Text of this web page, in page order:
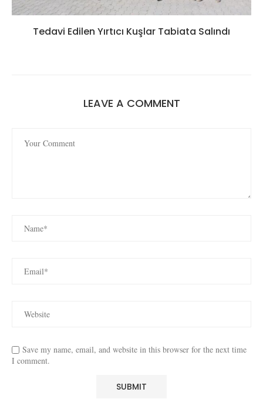
Tedavi Edilen Yırtıcı Kuşlar Tabiata Salındı
LEAVE A COMMENT
Save my name, email, and website in this browser for the next time
I comment.